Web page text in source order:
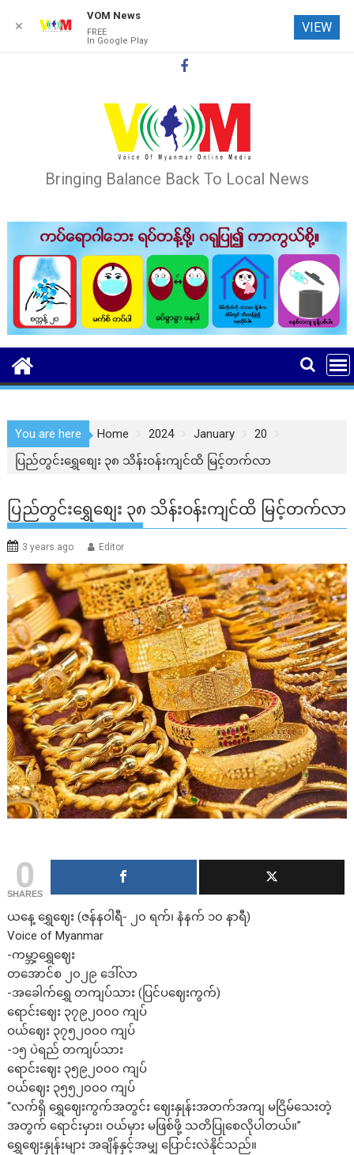
Bringing Balance Back To Local News
You are here Home 2024 January
20
ပြည်တွင်းရွှေစျေး ၃၈ သိန်းဝန်းကျင်ထိ မြင့်တက်လာ
ပြည်တွင်းရွှေစျေး ၃၈ သိန်းဝန်းကျင်ထိ မြင့်တက်လာ
3 years ago Editor
0
SHARES
ယနေ့ ရွှေဈေး (ဇန်နဝါရီ- ၂၀ ရက်၊ နံနက် ၁၀ နာရီ)
Voice of Myanmar
-ကမ္ဘာ့ရွှေဈေး
တအောင်စ ၂၀၂၉ ဒေါ်လာ
-အခေါက်ရွှေ တကျပ်သား (ပြင်ပဈေးကွက်)
ရောင်းဈေး ၃၇၉၂၀၀၀ ကျပ်
ဝယ်ဈေး ၃၇၅၂၀၀၀ ကျပ်
-၁၅ ပဲရည် တကျပ်သား
ရောင်းဈေး ၃၅၉၂၀၀၀ ကျပ်
ဝယ်ဈေး ၃၅၅၂၀၀၀ ကျပ်
“လက်ရှိ ရွှေဈေးကွက်အတွင်း ဈေးနှုန်းအတက်အကျ မငြိမ်သေးတဲ့
အတွက် ရောင်းမှား၊ ဝယ်မှား မဖြစ်ဖို့ သတိပြုစေလိုပါတယ်။”
ရွှေဈေးနှုန်းများ အချိန်နှင့်အမျှ ပြောင်းလဲနိုင်သည်။
✕
VOM News
FREE
In Google Play
VIEW